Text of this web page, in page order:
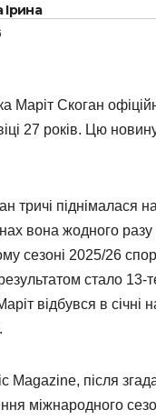
Ірина
Маріт Скоган
27 років. Цю
тричі піднімалася
вона жодного разу
сезоні 2025/26
стало 13-
відбувся в січні
після
міжнародного